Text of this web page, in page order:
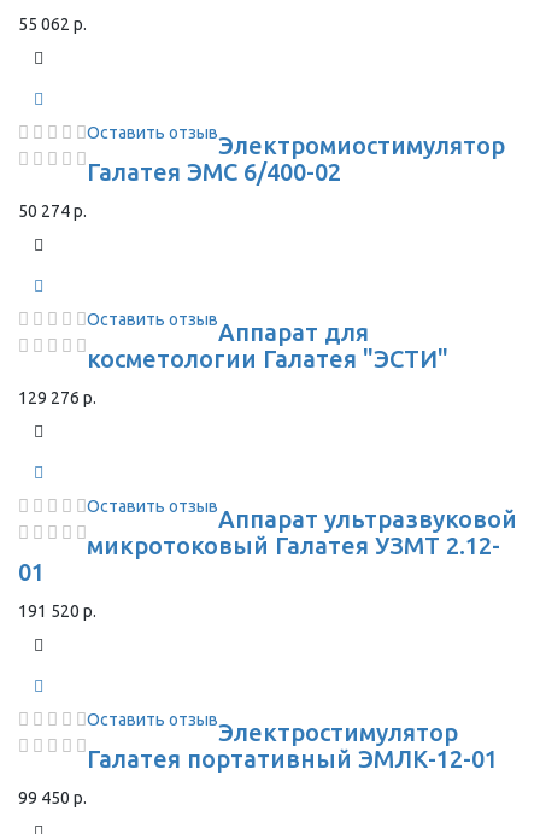
55 062 р.
Оставить отзывЭлектромиостимулятор
Галатея ЭМС 6/400-02
50 274 р.
Оставить отзывАппарат для
косметологии Галатея "ЭСТИ"
129 276 р.
Оставить отзывАппарат ультразвуковой
микротоковый Галатея УЗМТ 2.12-
01
191 520 р.
Оставить отзывЭлектростимулятор
Галатея портативный ЭМЛК-12-01
99 450 р.